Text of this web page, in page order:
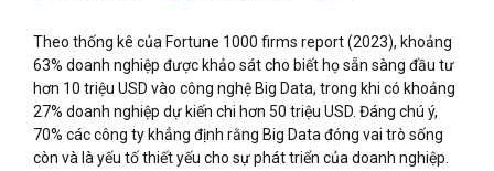
Theo thống kê của Fortune 1000 firms report (2023), khoảng
63% doanh nghiệp được khảo sát cho biết họ sẵn sàng đầu tư
hơn 10 triệu USD vào công nghệ Big Data, trong khi có khoảng
27% doanh nghiệp dự kiến chi hơn 50 triệu USD. Đáng chú ý,
70% các công ty khẳng định rằng Big Data đóng vai trò sống
còn và là yếu tố thiết yếu cho sự phát triển của doanh nghiệp.